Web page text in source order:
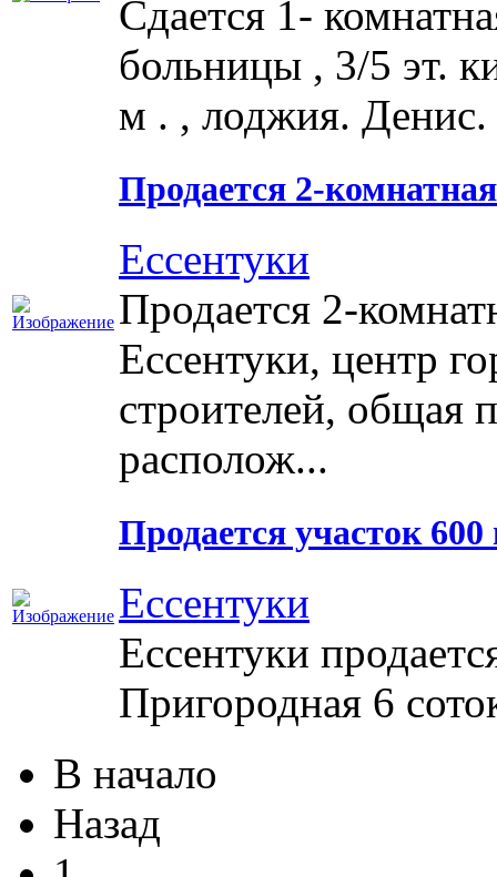
Сдается 1-
больницы , 3/5 эт.
м . , лоджия. Денис.
Продается 2-
Ессентуки
Продается 2-
Ессентуки, центр
строителей, общая
располож...
Продается участок 600
Ессентуки
Ессентуки
Пригородная 6
В начало
Назад